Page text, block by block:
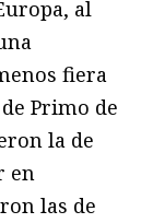
al
fiera
Primo de
la de
en
las de